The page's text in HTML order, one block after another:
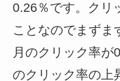
0.26％です。クリ
ことなのでまずま
月のクリック率が
のクリック率の上